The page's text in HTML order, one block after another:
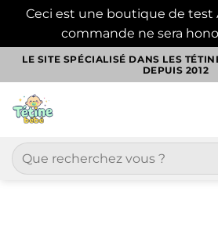
Ceci est une boutique de
commande ne sera
Passer
contenu
LE SITE SPÉCIALISÉ DANS LES
DEPUIS 2012
Recherche
pour :